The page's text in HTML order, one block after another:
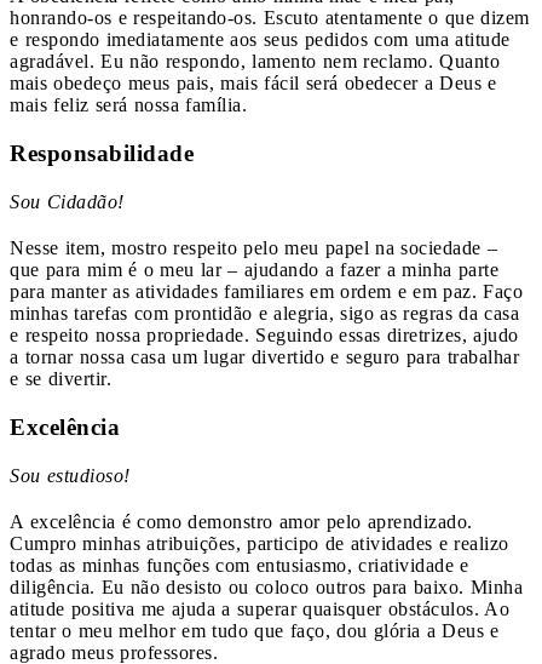
honrando-os e respeitando-os. Escuto atentamente o que dizem
e respondo imediatamente aos seus pedidos com uma atitude
agradável. Eu não respondo, lamento nem reclamo. Quanto
mais obedeço meus pais, mais fácil será obedecer a Deus e
mais feliz será nossa família.
Responsabilidade
Sou Cidadão!
Nesse item, mostro respeito pelo meu papel na sociedade –
que para mim é o meu lar – ajudando a fazer a minha parte
para manter as atividades familiares em ordem e em paz. Faço
minhas tarefas com prontidão e alegria, sigo as regras da casa
e respeito nossa propriedade. Seguindo essas diretrizes, ajudo
a tornar nossa casa um lugar divertido e seguro para trabalhar
e se divertir.
Excelência
Sou estudioso!
A excelência é como demonstro amor pelo aprendizado.
Cumpro minhas atribuições, participo de atividades e realizo
todas as minhas funções com entusiasmo, criatividade e
diligência. Eu não desisto ou coloco outros para baixo. Minha
atitude positiva me ajuda a superar quaisquer obstáculos. Ao
tentar o meu melhor em tudo que faço, dou glória a Deus e
agrado meus professores.